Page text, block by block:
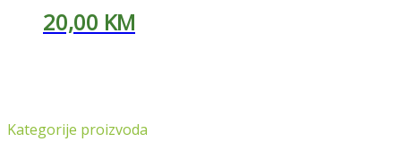
20,00 KM
Kategorije proizvoda